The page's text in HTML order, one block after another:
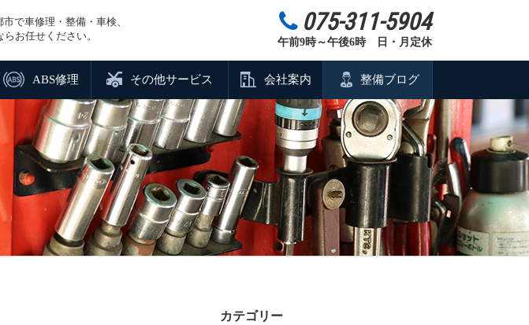
で車修理・整備・車検、
お任せください。
075-311-5904
午前9時～午後6時 日・月定休
ABS修理 その他サービス 会社案内 整備ブログ
カテゴリー